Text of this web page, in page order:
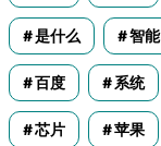
是什么 智能
百度 系统
芯片 苹果